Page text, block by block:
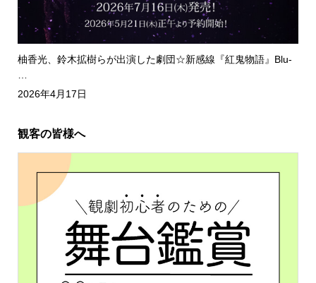
柚香光、鈴木拡樹らが出演した劇団☆新感線『紅鬼物語』Blu-
2026年4月17日
観客の皆様へ